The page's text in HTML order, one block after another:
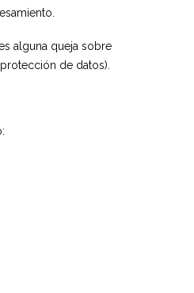
alguna queja sobre
de datos).